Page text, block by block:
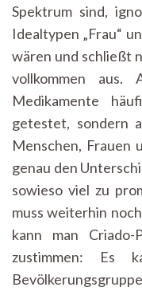
Spektrum sind,
Idealtypen „Frau“
wären und schließt
vollkommen aus.
Medikamente
getestet, sondern
Menschen, Frauen
genau den
sowieso viel zu
muss weiterhin
kann man
zustimmen: Es